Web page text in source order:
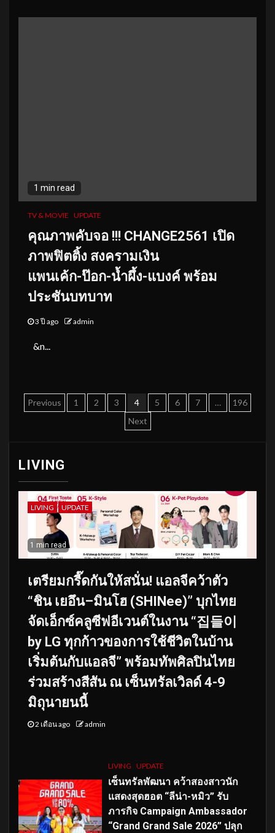
1 min read
TV & MOVIE UPDATE
คุณภาพคับจอ !!! CHANGE2561 เปิด
ภาพฟิตติ้ง สงครามเงิน
แพนเค้ก-ป๊อก-น้ำผึ้ง-แบงค์ พร้อม
ประชันบทบาท
3 ปี ago admin
&n...
Posts
Previous 1 2 3 4 5 6 7 …
196
Next
LIVING
LIVING UPDATE
1 min read
เตรียมกรี๊ดกันให้สนั่น! แอลจีคว้าตัว
“ชิน เยอึน–มินโฮ (SHINee)” บุกไทย
จัดเอ็กซ์คลูซีฟอีเวนต์ในงาน “집들이
by LG ทุกก้าวของการใช้ชีวิตในบ้าน
เริ่มต้นกับแอลจี” พร้อมทัพศิลปินไทย
ร่วมสร้างสีสัน ณ เซ็นทรัลเวิลด์ 4-9
มิถุนายนนี้
2 เดือน ago admin
LIVING UPDATE
เซ็นทรัลพัฒนา คว้าสองสาวนัก
แสดงสุดฮอต “ลีน่า-หมิว” รับ
ภารกิจ Campaign Ambassador
“Grand Grand Sale 2026” ปลุก